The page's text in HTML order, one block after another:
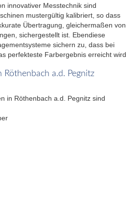
innovativer Messtechnik sind
mustergültig kalibriert, so dass
Übertragung, gleichermaßen von
sichergestellt ist. Ebendiese
sichern zu, dass bei
perfekteste Farbergebnis erreicht wird
Röthenbach a.d. Pegnitz
in Röthenbach a.d. Pegnitz sind